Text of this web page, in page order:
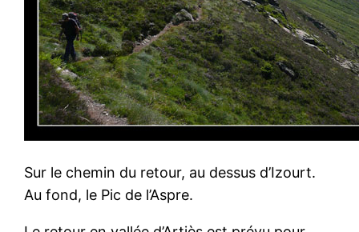
Sur le chemin du retour, au dessus d’Izourt.
Au fond, le Pic de l’Aspre.